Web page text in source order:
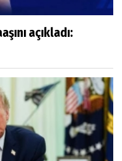
DANIŞMANLIK
açıkladı: